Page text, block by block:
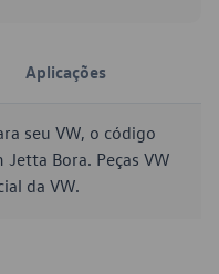
Aplicações
seu VW, o código
Bora. Peças VW
da VW.